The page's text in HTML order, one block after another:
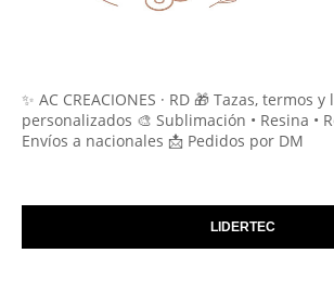
✨ AC CREACIONES · RD 🎁 Tazas, termos
personalizados 🎨 Sublimación • Resina •
Envíos a nacionales 📩 Pedidos por DM
LIDERTEC